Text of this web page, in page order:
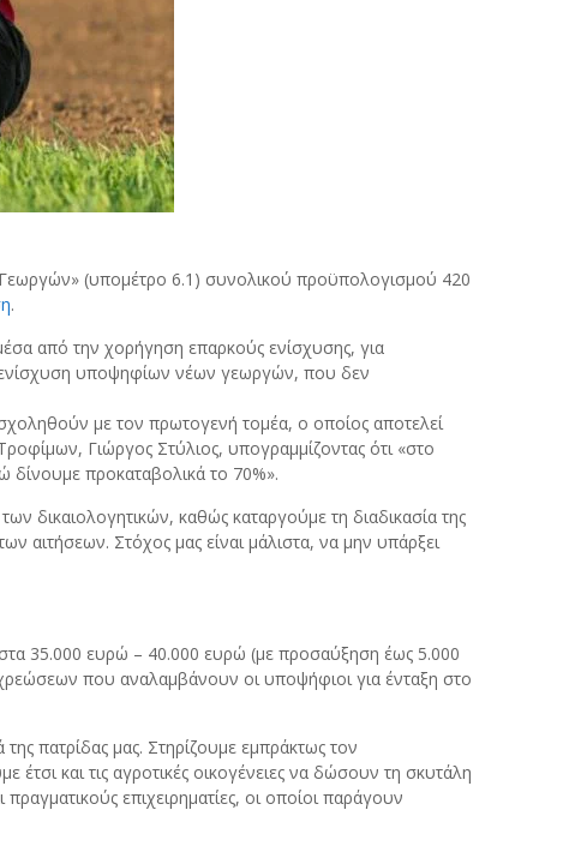
(υπομέτρο 6.1) συνολικού προϋπολογισμού 420
.
από την χορήγηση επαρκούς ενίσχυσης, για
ενίσχυση υποψηφίων νέων γεωργών, που δεν
με τον πρωτογενή τομέα, ο οποίος αποτελεί
Γιώργος Στύλιος, υπογραμμίζοντας ότι «στο
προκαταβολικά το 70%».
δικαιολογητικών, καθώς καταργούμε τη διαδικασία της
αιτήσεων. Στόχος μας είναι μάλιστα, να μην υπάρξει
στα 35.000 ευρώ – 40.000 ευρώ (με προσαύξηση έως 5.000
που αναλαμβάνουν οι υποψήφιοι για ένταξη στο
πατρίδας μας. Στηρίζουμε εμπράκτως τον
και τις αγροτικές οικογένειες να δώσουν τη σκυτάλη
επιχειρηματίες, οι οποίοι παράγουν